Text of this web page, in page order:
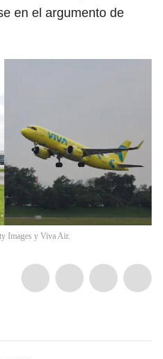
en el argumento de
Images y Viva Air.